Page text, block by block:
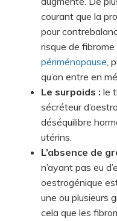
courant que la
pour
risque de
périménopause,
qu’on entre en
Le surpoids : le
sécréteur
déséquilibre
utérins.
L’absence de
n’ayant pas eu
oestrogénique
une ou plusieurs
cela que les